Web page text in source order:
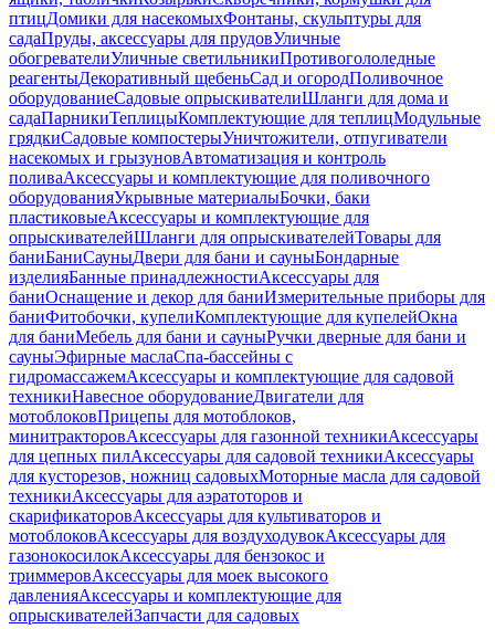
птицДомики для насекомыхФонтаны, скульптуры для
садаПруды, аксессуары для прудовУличные
обогревателиУличные светильникиПротивогололедные
реагентыДекоративный щебеньСад и огородПоливочное
оборудованиеСадовые опрыскивателиШланги для дома и
садаПарникиТеплицыКомплектующие для теплицМодульные
грядкиСадовые компостерыУничтожители, отпугиватели
насекомых и грызуновАвтоматизация и контроль
поливаАксессуары и комплектующие для поливочного
оборудованияУкрывные материалыБочки, баки
пластиковыеАксессуары и комплектующие для
опрыскивателейШланги для опрыскивателейТовары для
баниБаниСауныДвери для бани и сауныБондарные
изделияБанные принадлежностиАксессуары для
баниОснащение и декор для баниИзмерительные приборы для
баниФитобочки, купелиКомплектующие для купелейОкна
для баниМебель для бани и сауныРучки дверные для бани и
сауныЭфирные маслаСпа-бассейны с
гидромассажемАксессуары и комплектующие для садовой
техникиНавесное оборудованиеДвигатели для
мотоблоковПрицепы для мотоблоков,
минитракторовАксессуары для газонной техникиАксессуары
для цепных пилАксессуары для садовой техникиАксессуары
для кусторезов, ножниц садовыхМоторные масла для садовой
техникиАксессуары для аэратоторов и
скарификаторовАксессуары для культиваторов и
мотоблоковАксессуары для воздуходувокАксессуары для
газонокосилокАксессуары для бензокос и
триммеровАксессуары для моек высокого
давленияАксессуары и комплектующие для
опрыскивателейЗапчасти для садовых